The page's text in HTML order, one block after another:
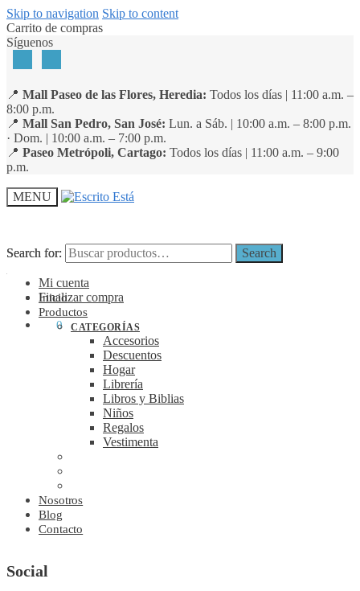
Skip to navigation Skip to content
Carrito de compras
Síguenos
📍 Mall Paseo de las Flores, Heredia: Todos los días | 11:00 a.m. –
8:00 p.m.
📍 Mall San Pedro, San José: Lun. a Sáb. | 10:00 a.m. – 8:00 p.m.
· Dom. | 10:00 a.m. – 7:00 p.m.
📍 Paseo Metrópoli, Cartago: Todos los días | 11:00 a.m. – 9:00
p.m.
MENU
Search for: Search
Mi cuenta
Finalizar compra
0
Search for: Search
Inicio
Productos
CATEGORÍAS
Accesorios
Descuentos
Hogar
Librería
Libros y Biblias
Niños
Regalos
Vestimenta
Nosotros
Blog
Contacto
Social